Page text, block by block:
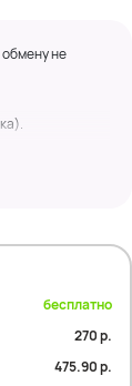
не
бесплатно
270 р.
475.90 р.